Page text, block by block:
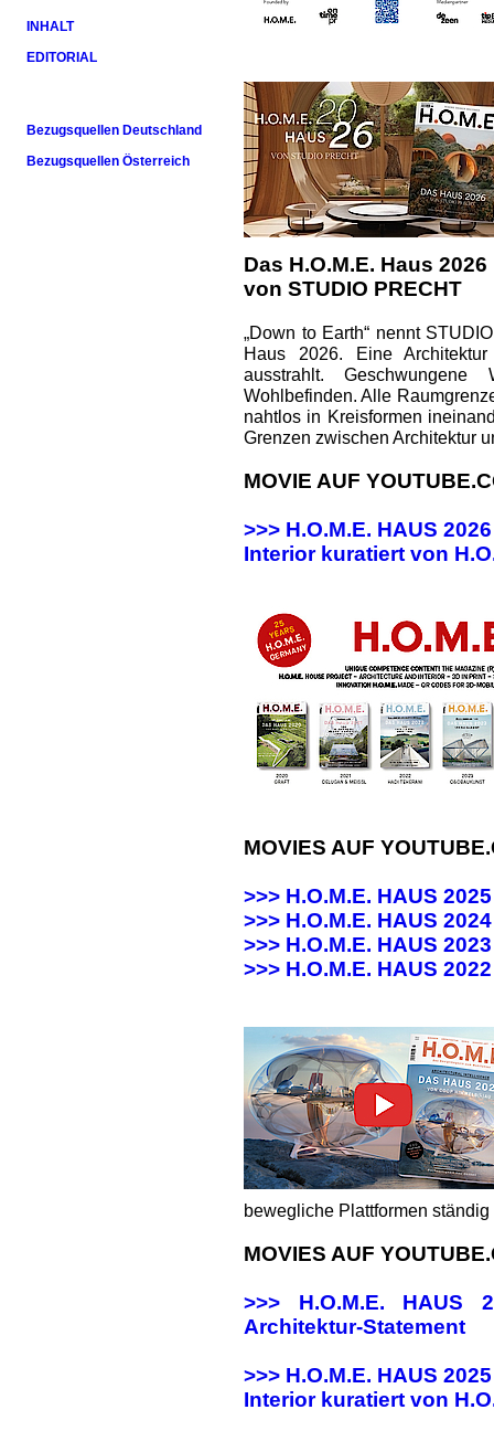
INHALT
EDITORIAL
Bezugsquellen Deutschland
Bezugsquellen Österreich
Das H.O.M.E. Haus 2026
von STUDIO PRECHT
„Down to Earth“ nennt
Haus 2026. Eine
ausstrahlt.
Wohlbefinden. Alle
nahtlos in Kreisformen
Grenzen zwischen Architektur
MOVIE AUF
>>> H.O.M.E. HAUS
Interior kuratiert von
MOVIES AUF
>>> H.O.M.E. HAUS
>>> H.O.M.E. HAUS
>>> H.O.M.E. HAUS
>>> H.O.M.E. HAUS
bewegliche Plattformen
MOVIES AUF
>>> H.O.M.E.
Architektur-Statement
>>> H.O.M.E. HAUS
Interior kuratiert von